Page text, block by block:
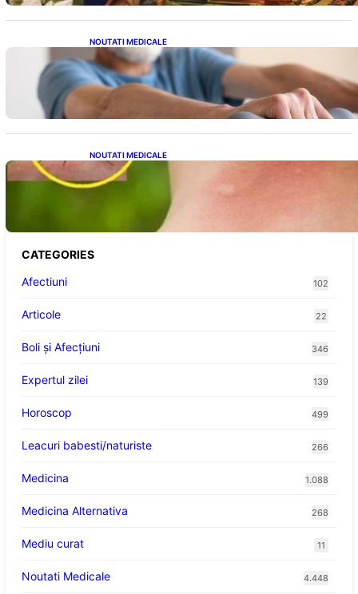
NOUTATI MEDICALE
Îmbunătățirea sănătății cardiovasculare:
Patru exerciții simple pentru reducerea
tensiunii arteriale la domiciliu
NOUTATI MEDICALE
Cum bacteriile pielii influențează atracția
țânțarilor: O nouă viziune asupra alegerii
CATEGORIES
Afectiuni
102
Articole 22
Boli și Afecțiuni 346
Expertul zilei 139
Horoscop 499
Leacuri babesti/naturiste 266
Medicina 1.088
Medicina Alternativa 268
Mediu curat 11
Noutati Medicale 4.448